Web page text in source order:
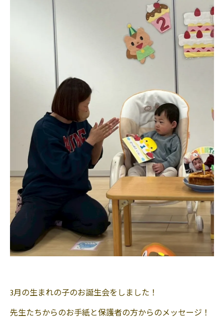
3月の生まれの子のお誕生会をしました！
先生たちからのお手紙と保護者の方からのメッセージ！